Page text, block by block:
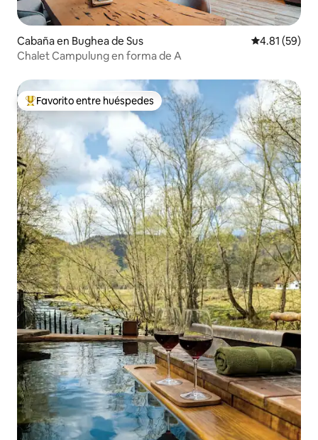
Cabaña en Bughea de Sus Calificación
4.81 (59)
Chalet Campulung en forma de A
Favorito entre huéspedes preferido
Favorito entre huéspedes